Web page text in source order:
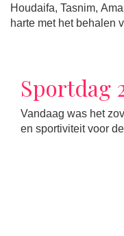
Houdaifa, Tasnim,
harte met het behalen
Sportdag
Vandaag was het
en sportiviteit voor